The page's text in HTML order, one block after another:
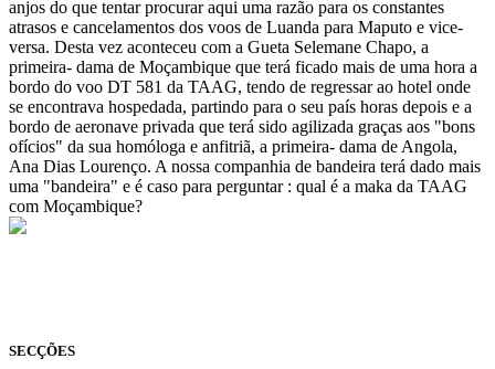
anjos do que tentar procurar aqui uma razão para os constantes
atrasos e cancelamentos dos voos de Luanda para Maputo e vice-
versa. Desta vez aconteceu com a Gueta Selemane Chapo, a
primeira- dama de Moçambique que terá ficado mais de uma hora a
bordo do voo DT 581 da TAAG, tendo de regressar ao hotel onde
se encontrava hospedada, partindo para o seu país horas depois e a
bordo de aeronave privada que terá sido agilizada graças aos "bons
ofícios" da sua homóloga e anfitriã, a primeira- dama de Angola,
Ana Dias Lourenço. A nossa companhia de bandeira terá dado mais
uma "bandeira" e é caso para perguntar : qual é a maka da TAAG
com Moçambique?
SECÇÕES